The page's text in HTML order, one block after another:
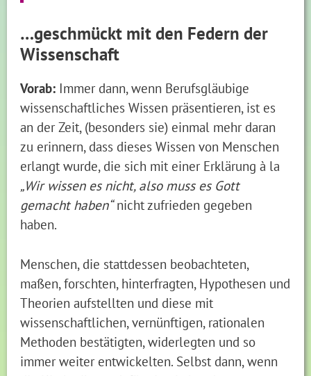
…geschmückt mit den Federn der
Wissenschaft
Vorab: Immer dann, wenn Berufsgläubige
wissenschaftliches Wissen präsentieren, ist es
an der Zeit, (besonders sie) einmal mehr daran
zu erinnern, dass dieses Wissen von Menschen
erlangt wurde, die sich mit einer Erklärung à la
„Wir wissen es nicht, also muss es Gott
gemacht haben“nicht zufrieden gegeben
haben.
Menschen, die stattdessen beobachteten,
maßen, forschten, hinterfragten, Hypothesen und
Theorien aufstellten und diese mit
wissenschaftlichen, vernünftigen, rationalen
Methoden bestätigten, widerlegten und so
immer weiter entwickelten. Selbst dann, wenn